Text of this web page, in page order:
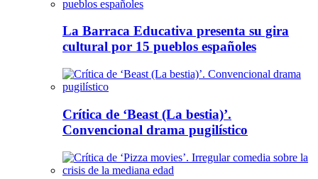
La Barraca Educativa presenta su gira
cultural por 15 pueblos españoles
Crítica de ‘Beast (La bestia)’.
Convencional drama pugilístico